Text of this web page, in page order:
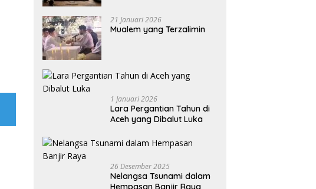
21 Januari 2026
Mualem yang Terzalimin
1 Januari 2026
Lara Pergantian Tahun di
Aceh yang Dibalut Luka
26 Desember 2025
Nelangsa Tsunami dalam
Hempasan Banjir Raya